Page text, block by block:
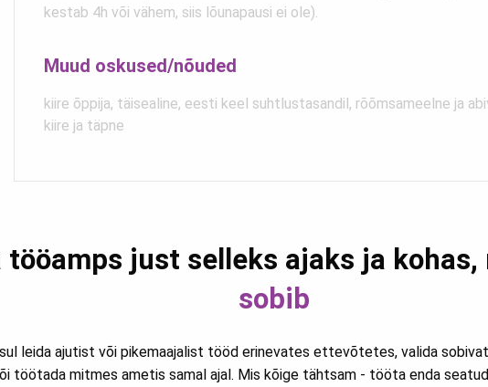
kestab 4h või vähem, siis lõunapausi ei ole).
Muud oskused/nõuded
kiire õppija, täisealine, eesti keel suhtlustasandil, rõõmsameelne ja
kiire ja täpne
tööamps just selleks ajaks ja kohas,
sobib
leida ajutist või pikemaajalist tööd erinevates ettevõtetes, valida
töötada mitmes ametis samal ajal. Mis kõige tähtsam - tööta enda